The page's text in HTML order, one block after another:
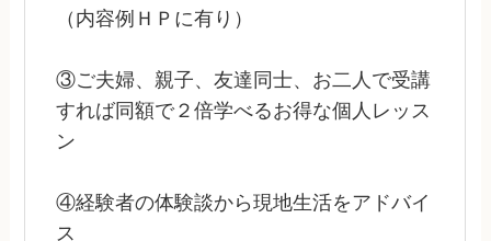
（内容例ＨＰに有り）
③ご夫婦、親子、友達同士、お二人で受講
すれば同額で２倍学べるお得な個人レッス
ン
④経験者の体験談から現地生活をアドバイ
ス